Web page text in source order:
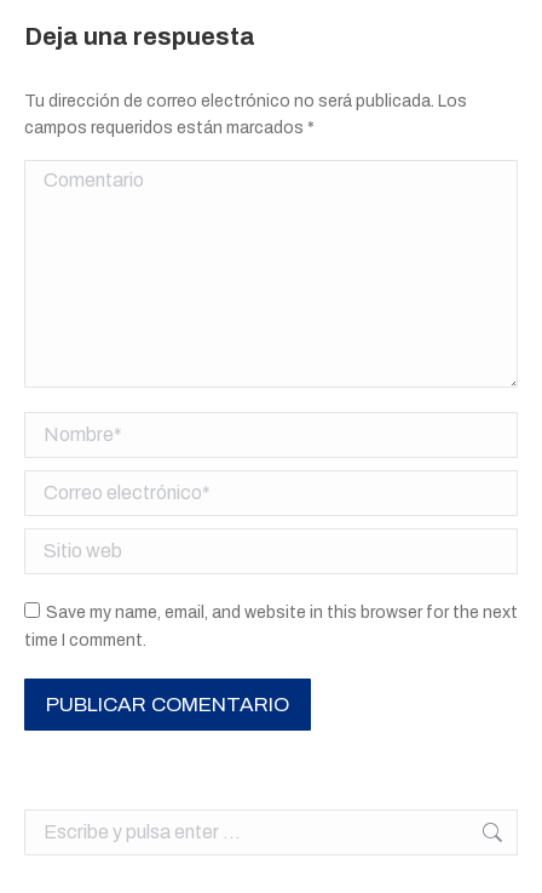
Deja una respuesta
Tu dirección de correo electrónico no será publicada. Los
campos requeridos están marcados *
Comentario
Nombre *
Correo electrónico *
Sitio web
Save my name, email, and website in this browser for the next
time I comment.
PUBLICAR COMENTARIO
Buscar: